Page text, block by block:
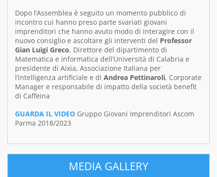
Dopo l’Assemblea è seguito un momento pubblico di
incontro cui hanno preso parte svariati giovani
imprenditori che hanno avuto modo di interagire con il
nuovo consiglio e ascoltare gli interventi del Professor
Gian Luigi Greco, Direttore del dipartimento di
Matematica e informatica dell’Università di Calabria e
presidente di Aixia, Associazione Italiana per
l’intelligenza artificiale e di Andrea Pettinaroli, Corporate
Manager e responsabile di impatto della società benefit
di Caffeina
GUARDA IL VIDEO Gruppo Giovani Imprenditori Ascom
Parma 2018/2023
MEDIA GALLERY